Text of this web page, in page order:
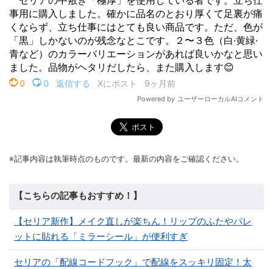
※記事内容は執筆時点のものです。最新の内容をご確認ください。
【こちらの記事もおすすめ！】
【セリア新作】メイク直しが楽ちん！リップのふたやパレ
ットに貼れる「ミラーシール」が便利すぎ
セリアの「配線コードフック」で配線をスッキリ固定！太